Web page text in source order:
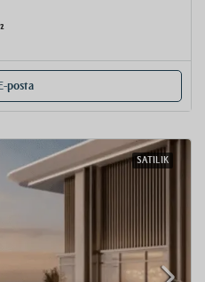
posta
SATILIK